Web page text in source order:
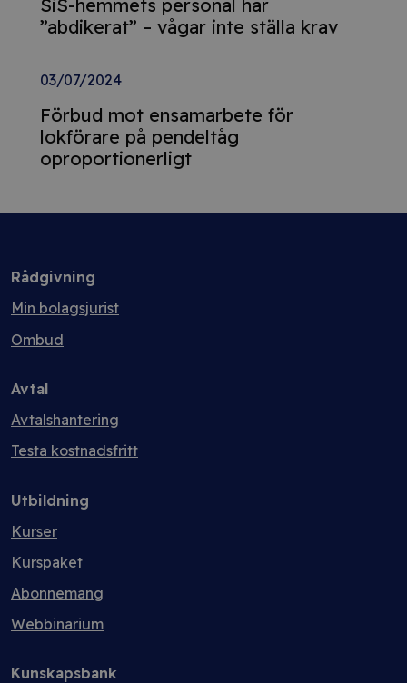
SiS-hemmets personal har
”abdikerat” – vågar inte ställa krav
03/07/2024
Förbud mot ensamarbete för
lokförare på pendeltåg
oproportionerligt
Rådgivning
Min bolagsjurist
Ombud
Avtal
Avtalshantering
Testa kostnadsfritt
Utbildning
Kurser
Kurspaket
Abonnemang
Webbinarium
Kunskapsbank